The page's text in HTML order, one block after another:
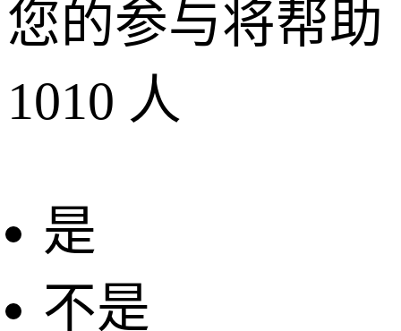
您的参与将帮助
1010 人
是
不是